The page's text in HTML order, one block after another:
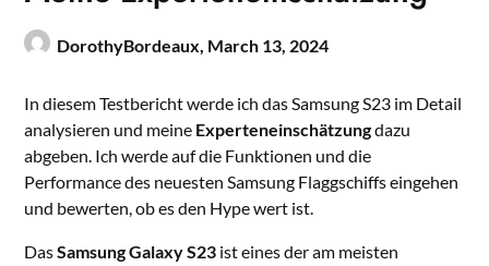
DorothyBordeaux, March 13, 2024
In diesem Testbericht werde ich das Samsung S23 im Detail
analysieren und meine Experteneinschätzungdazu
abgeben. Ich werde auf die Funktionen und die
Performance des neuesten Samsung Flaggschiffs eingehen
und bewerten, ob es den Hype wert ist.
DasSamsung Galaxy S23 ist eines der am meisten